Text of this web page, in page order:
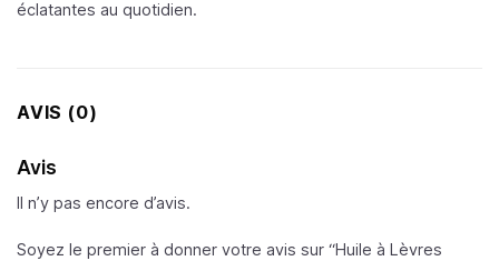
éclatantes au quotidien.
AVIS (0)
Avis
Il n’y pas encore d’avis.
Soyez le premier à donner votre avis sur “Huile à Lèvres